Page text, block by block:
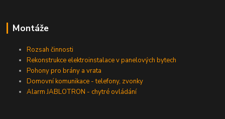
Montáže
Rozsah činnosti
Rekonstrukce elektroinstalace v panelových bytech
Pohony pro brány a vrata
Domovní komunikace - telefony, zvonky
Alarm JABLOTRON - chytré ovládání